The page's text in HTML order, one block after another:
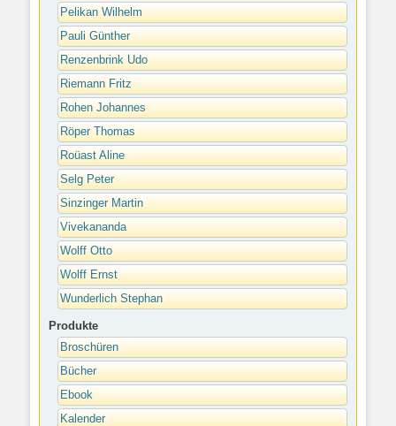
Pelikan Wilhelm
Pauli Günther
Renzenbrink Udo
Riemann Fritz
Rohen Johannes
Röper Thomas
Roüast Aline
Selg Peter
Sinzinger Martin
Vivekananda
Wolff Otto
Wolff Ernst
Wunderlich Stephan
Produkte
Broschüren
Bücher
Ebook
Kalender